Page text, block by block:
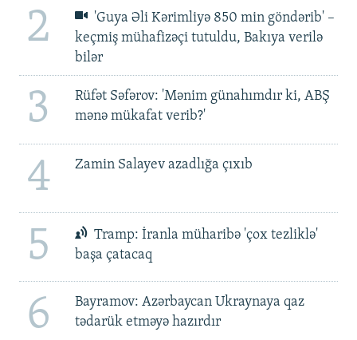
2
'Guya Əli Kərimliyə 850 min göndərib' –
keçmiş mühafizəçi tutuldu, Bakıya verilə
bilər
3
Rüfət Səfərov: 'Mənim günahımdır ki, ABŞ
mənə mükafat verib?'
4 Zamin Salayev azadlığa çıxıb
5
Tramp: İranla müharibə 'çox tezliklə'
başa çatacaq
6
Bayramov: Azərbaycan Ukraynaya qaz
tədarük etməyə hazırdır